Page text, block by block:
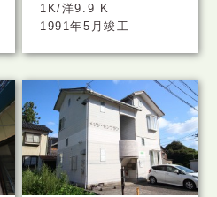
1K/洋9.9 K
1991年5月竣工